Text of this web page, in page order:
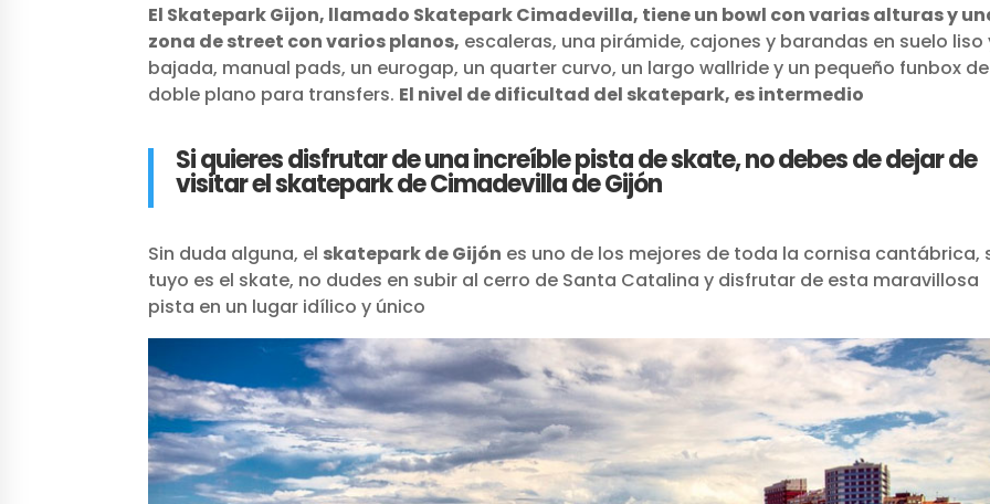
El Skatepark Gijon, llamado Skatepark Cimadevilla, tiene un bowl con varias alturas y
zona de street con varios planos, escaleras, una pirámide, cajones y barandas en suelo liso
bajada, manual pads, un eurogap, un quarter curvo, un largo wallride y un pequeño funbox de
doble plano para transfers. El nivel de dificultad del skatepark, es intermedio
Si quieres disfrutar de una increíble pista de skate, no debes de dejar de
visitar el skatepark de Cimadevilla de Gijón
Sin duda alguna, el skatepark de Gijón es uno de los mejores de toda la cornisa cantábrica,
tuyo es el skate, no dudes en subir al cerro de Santa Catalina y disfrutar de esta maravillosa
pista en un lugar idílico y único